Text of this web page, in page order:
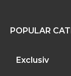
POPULAR
Exclusiv